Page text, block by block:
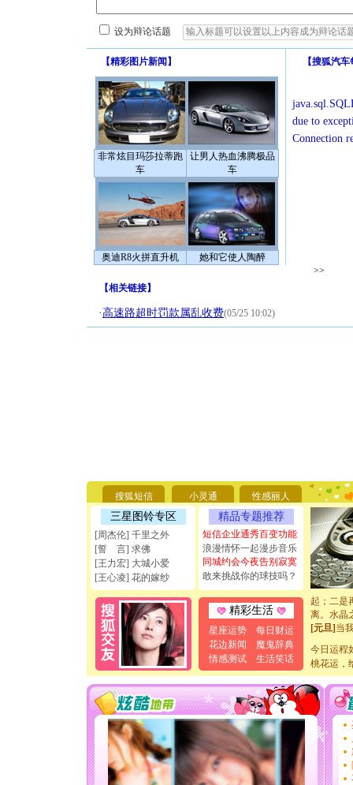
设为辩论话题
【精彩图片新闻 】
非常炫目玛莎拉蒂跑
车
让男人热血沸腾极品
车
奥迪R8火拼直升机 她和它使人陶醉
【搜狐汽车
due to
Connection
>>
【相关链接】
·高速路超时罚款属乱收费(05/25 10:02)
搜狐短信 小灵通 性感丽人
三星图铃专区
[周杰伦] 千里之外
[誓 言] 求佛
[王力宏] 大城小爱
[王心凌] 花的嫁纱
精品专题推荐
短信企业通秀百变功能
浪漫情怀一起漫步音乐
同城约会今夜告别寂寞
敢来挑战你的球技吗？
精彩生活
星座运势
每日财运
花边新闻
魔鬼辞典
情感测试
生活笑话
能正大光
天都要快
[圣诞节]
如意,快
[元旦]看
断电。爱
你是我专
[元旦]如
起；二是
离。水晶
[元旦]当
泣，这痛
卖了。水
[春节]风
颜！冬去
道一声平
[春节]传
片叶子
送你一
[圣诞节]
你太多
要平安
[圣诞节]
今日运程
桃花运，